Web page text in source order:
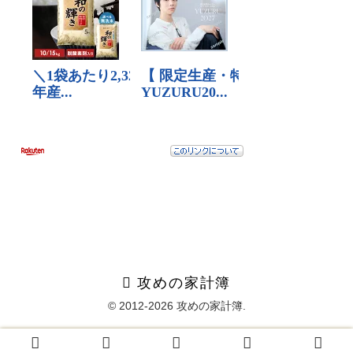
攻めの家計簿
© 2012-2026 攻めの家計簿.